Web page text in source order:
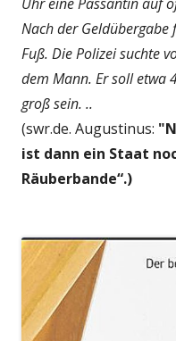
Nach der
Fuß. Die Polizei suchte
dem Mann. Er soll etwa
groß sein. ..
(swr.de. Augustinus:
ist dann ein Staat
Räuberbande“.)